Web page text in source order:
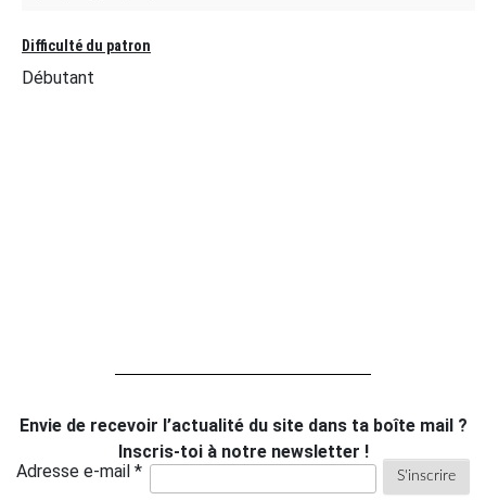
Difficulté du patron
Débutant
Envie de recevoir l’actualité du site dans ta boîte mail ?
Inscris-toi à notre newsletter !
Adresse e-mail *